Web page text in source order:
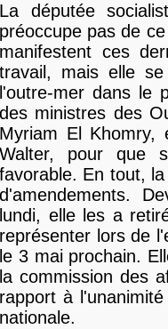
La députée
préoccupe pas de
manifestent ces
travail, mais elle
l'outre-mer dans le
des ministres des
Myriam El Khomry,
Walter, pour que
favorable. En tout,
d'amendements.
lundi, elle les a
représenter lors de
le 3 mai prochain.
la commission des
rapport à
nationale.